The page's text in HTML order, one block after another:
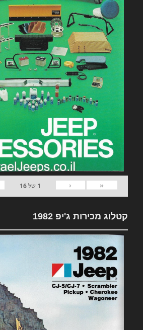
«
‹
1 של16
קטלוג מכירות ג'יפ 1982